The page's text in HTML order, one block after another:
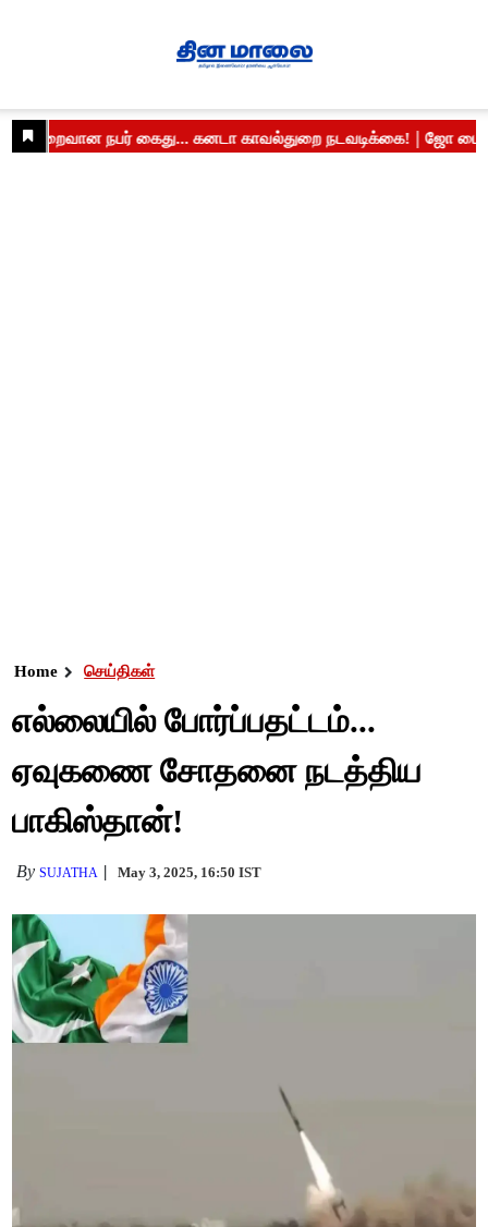
Home செய்திகள்
எல்லையில் போர்ப்பதட்டம்...
ஏவுகணை சோதனை நடத்திய
பாகிஸ்தான்!
BySUJATHA May 3, 2025, 16:50 IST